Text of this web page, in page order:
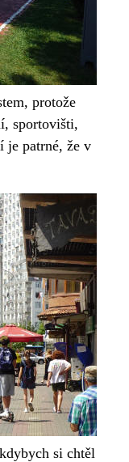
protože
sportovišti,
je patrné, že v
si chtěl